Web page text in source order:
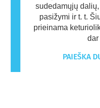
sudedamųjų
pasižymi ir t. t.
prieinama
dar
PAIEŠKA